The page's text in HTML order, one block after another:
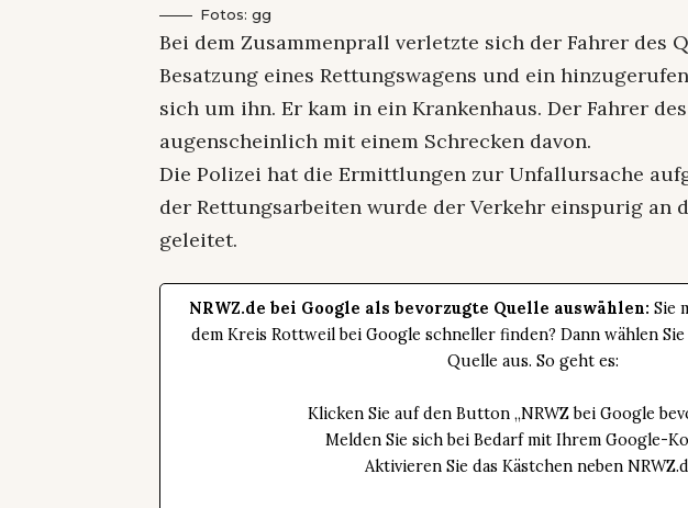
Fotos: gg
Bei dem Zusammenprall verletzte sich der Fahrer des
Besatzung eines Rettungswagens und ein
sich um ihn. Er kam in ein Krankenhaus. Der Fahrer
augenscheinlich mit einem Schrecken davon.
Die Polizei hat die Ermittlungen zur Unfallursache
der Rettungsarbeiten wurde der Verkehr einspurig an
geleitet.
NRWZ.de bei Google als bevorzugte Quelle auswählen: Sie
dem Kreis Rottweil bei Google schneller finden? Dann wählen
Quelle aus. So geht es:
Klicken Sie auf den Button „NRWZ bei Google
Melden Sie sich bei Bedarf mit Ihrem Google-
Aktivieren Sie das Kästchen neben